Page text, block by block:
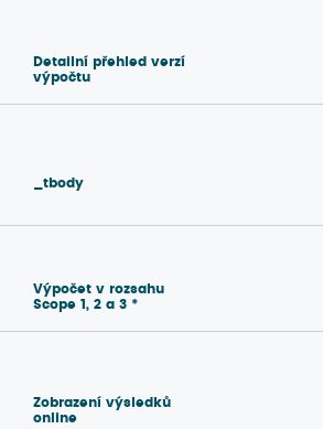
Detailní přehled verzí
výpočtu
_tbody
Výpočet v rozsahu
Scope 1, 2 a 3 *
Zobrazení výsledků
online